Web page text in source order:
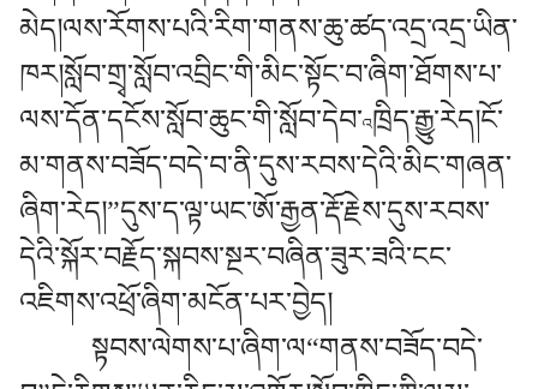
མེད།ལས་རོགས་པའི་རིག་གནས་ཆུ་ཚད་འདྲ་འདྲ་ཡིན་
ཁར།སློབ་གྲྭ་སློབ་འབྲིང་གི་མིང་སྟོང་བ་ཞིག་ཐོགས་པ་
ལས་དོན་དངོས་སློབ་ཆུང་གི་སློབ་དེབ་འཁྲིད་རྒྱུ་རེད།ངོ་
མ་གནས་བཟོད་བདེ་བ་ནི་དུས་རབས་དེའི་མིང་གཞན་
ཞིག་རེད།”དུས་ད་ལྟ་ཡང་ཨོ་རྒྱན་རྡོ་རྗེས་དུས་རབས་
དེའི་སྐོར་བརྗོད་སྐབས་སྔར་བཞིན་ཟུར་ཟའི་ངང་
འཇིགས་འཕྲོ་ཞིག་མངོན་པར་བྱེད།
སྟབས་ལེགས་པ་ཞིག་ལ“གནས་བཟོད་བདེ་